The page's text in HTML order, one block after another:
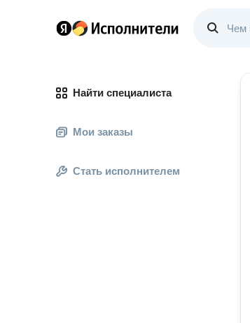
Найти специалиста
Мои заказы
Стать исполнителем